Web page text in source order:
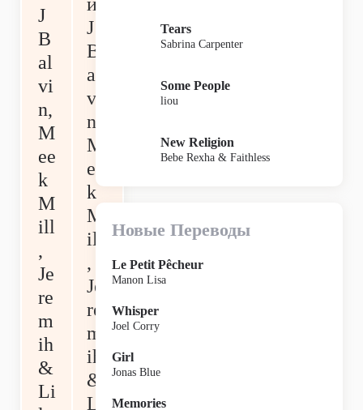
J
B
al
vi
n,
M
ee
k
M
ill
,
Je
re
m
ih
&
Li
J
B
al
vi
n,
M
ee
k
M
ill
,
Je
re
m
ih
&
Li
Tears
Sabrina Carpenter
Some People
liou
New Religion
Bebe Rexha & Faithless
Новые Переводы
Le Petit Pêcheur
Manon Lisa
Whisper
Joel Corry
Girl
Jonas Blue
Memories